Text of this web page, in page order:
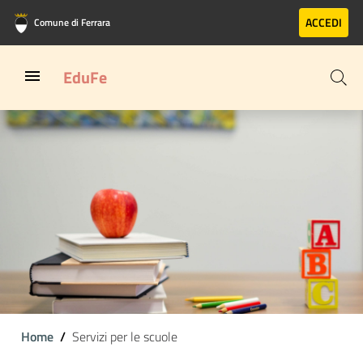
Vai al contenuto principale
Vai al footer
Comune di Ferrara ACCEDI
EduFe
Home Servizi per le scuole